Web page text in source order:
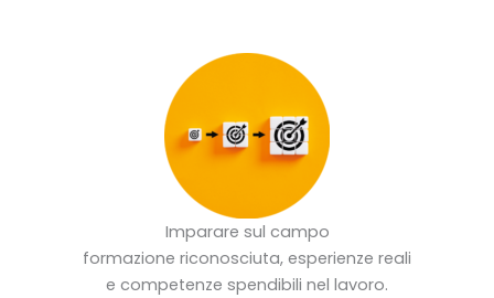
Imparare sul campo
formazione riconosciuta, esperienze reali
e competenze spendibili nel lavoro.